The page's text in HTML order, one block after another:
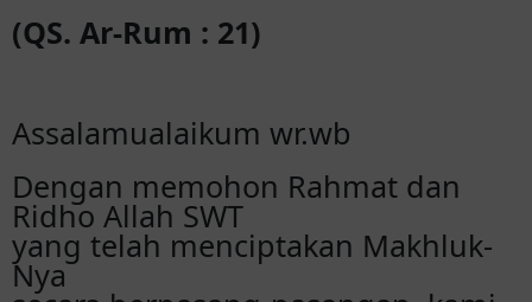
(QS. Ar-Rum : 21)
Assalamualaikum wr.wb
Dengan memohon Rahmat dan
Ridho Allah SWT
yang telah menciptakan Makhluk-
Nya